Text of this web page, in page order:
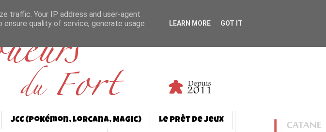
JCC (Pokémon, Lorcana, Magic) Le prêt de jeux
traffic. Your IP address and user-agent
quality of service, generate usage
LEARN MORE GOT IT